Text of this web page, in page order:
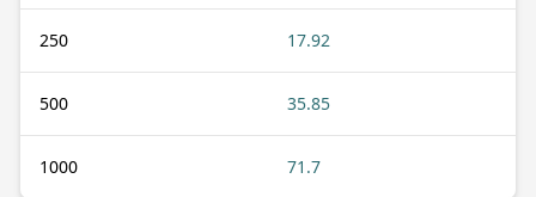
250 17.92
500 35.85
1000 71.7